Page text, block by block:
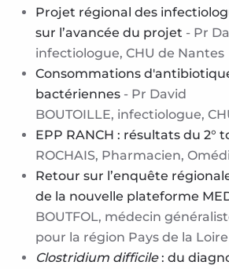
Projet régional des
sur l’avancée du projet - Pr
infectiologue, CHU de Nantes
Consommations
bactériennes - Pr David
BOUTOILLE, infectiologue,
EPP RANCH : résultats du 2°
ROCHAIS, Pharmacien,
Retour sur l’enquête
de la nouvelle plateforme
BOUTFOL, médecin
pour la région Pays de la Loire
Clostridium difficile: du